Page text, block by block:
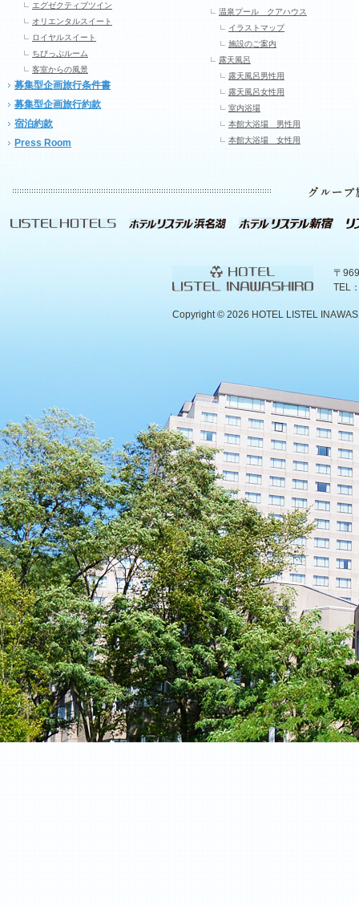
エグゼクティブツイン
オリエンタルスイート
ロイヤルスイート
ちびっぷルーム
客室からの風景
募集型企画旅行条件書
募集型企画旅行約款
宿泊約款
Press Room
温泉プール クアハウス
イラストマップ
施設のご案内
露天風呂
露天風呂男性用
露天風呂女性用
室内浴場
本館大浴場 男性用
本館大浴場 女性用
〒
TEL
Copyright © 2026 HOTEL LISTEL